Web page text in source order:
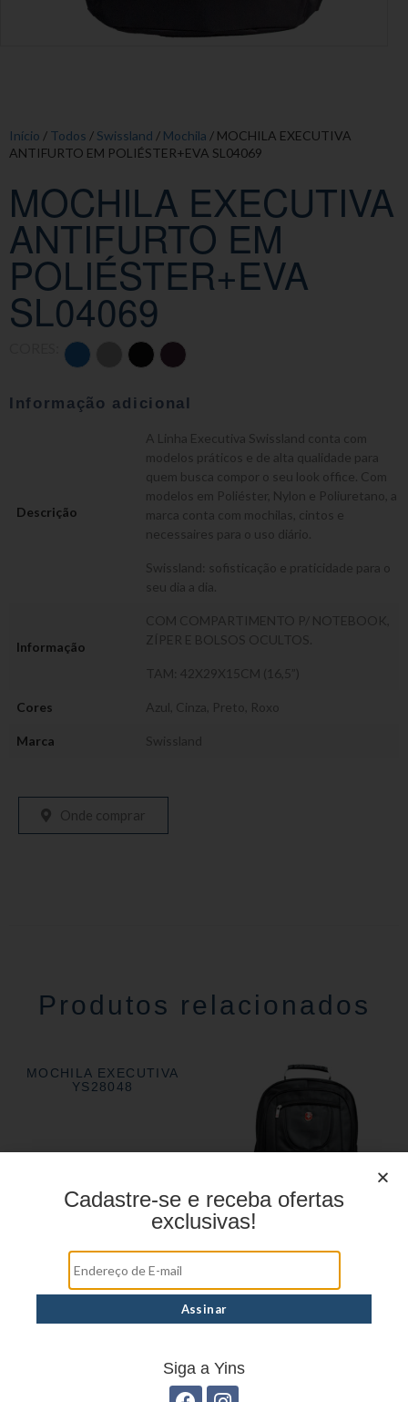
Início / Todos / Swissland / Mochila / MOCHILA EXECUTIVA
ANTIFURTO EM POLIÉSTER+EVA SL04069
MOCHILA EXECUTIVA
ANTIFURTO EM
POLIÉSTER+EVA
SL04069
Informação adicional
Descrição
A Linha Executiva Swissland conta com
modelos práticos e de alta qualidade para
quem busca compor o seu look office. Com
modelos em Poliéster, Nylon e Poliuretano, a
marca conta com mochilas, cintos e
necessaires para o uso diário.
Swissland: sofisticação e praticidade para o
seu dia a dia.
Informação
COM COMPARTIMENTO P/ NOTEBOOK,
ZÍPER E BOLSOS OCULTOS.
TAM: 42X29X15CM (16,5”)
Cores Azul Cinza Preto Roxo
Marca Swissland
Onde comprar
Produtos relacionados
MOCHILA EXECUTIVA
YS28048
POLIÉSTER YS28008
Cadastre-se e receba ofertas
exclusivas!
Siga a Yins